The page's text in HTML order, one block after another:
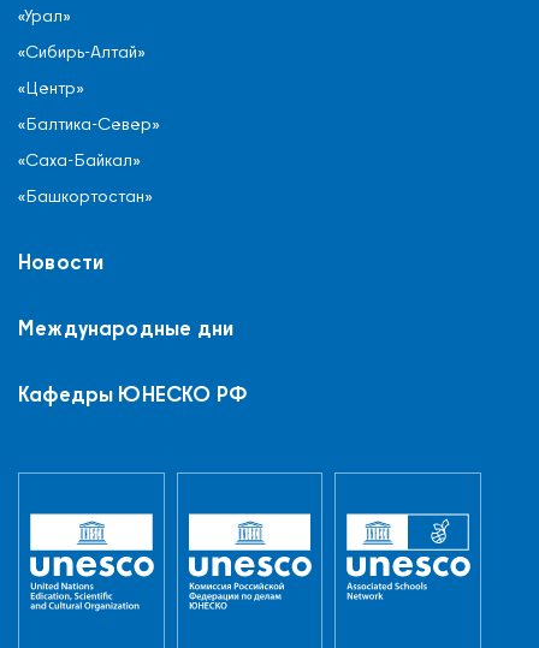
«Урал»
«Сибирь-Алтай»
«Центр»
«Балтика-Север»
«Саха-Байкал»
«Башкортостан»
Новости
Международные дни
Кафедры ЮНЕСКО РФ